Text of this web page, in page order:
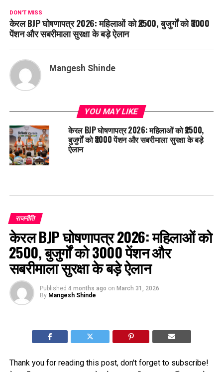
DON'T MISS
केरल BJP घोषणापत्र 2026: महिलाओं को ₹2500, बुजुर्गों को ₹3000
पेंशन और सबरीमाला सुरक्षा के बड़े ऐलान
Mangesh Shinde
YOU MAY LIKE
केरल BJP घोषणापत्र 2026: महिलाओं को ₹2500,
बुजुर्गों को ₹3000 पेंशन और सबरीमाला सुरक्षा के बड़े
ऐलान
राजनीति
केरल BJP घोषणापत्र 2026: महिलाओं को
₹2500, बुजुर्गों को ₹3000 पेंशन और
सबरीमाला सुरक्षा के बड़े ऐलान
Published 4 months ago on March 31, 2026
By Mangesh Shinde
Thank you for reading this post, don't forget to subscribe!